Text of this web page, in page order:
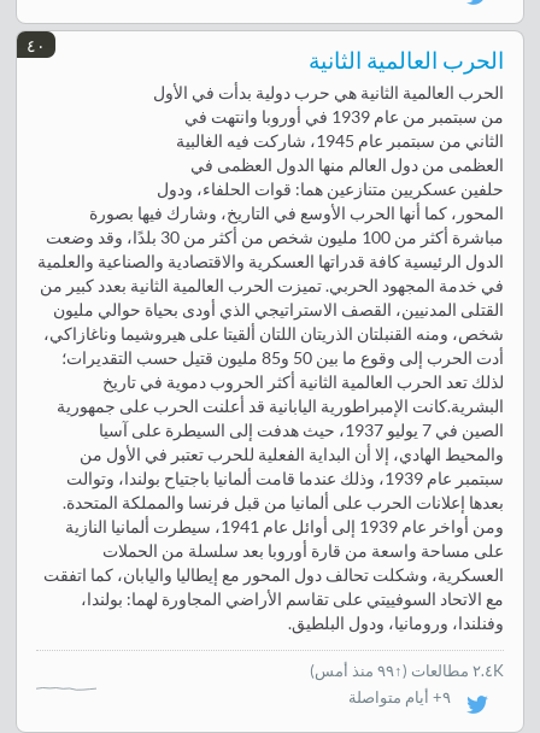
٤٠
الحرب العالمية الثانية
الحرب العالمية الثانية هي حرب دولية بدأت في الأول
من سبتمبر من عام 1939 في أوروبا وانتهت في
الثاني من سبتمبر عام 1945، شاركت فيه الغالبية
العظمى من دول العالم منها الدول العظمى في
حلفين عسكريين متنازعين هما: قوات الحلفاء، ودول
المحور، كما أنها الحرب الأوسع في التاريخ، وشارك فيها بصورة
مباشرة أكثر من 100 مليون شخص من أكثر من 30 بلدًا، وقد وضعت
الدول الرئيسية كافة قدراتها العسكرية والاقتصادية والصناعية والعلمية
في خدمة المجهود الحربي. تميزت الحرب العالمية الثانية بعدد كبير من
القتلى المدنيين، القصف الاستراتيجي الذي أودى بحياة حوالي مليون
شخص، ومنه القنبلتان الذريتان اللتان ألقيتا على هيروشيما وناغازاكي،
أدت الحرب إلى وقوع ما بين 50 و85 مليون قتيل حسب التقديرات؛
لذلك تعد الحرب العالمية الثانية أكثر الحروب دموية في تاريخ
البشرية.كانت الإمبراطورية اليابانية قد أعلنت الحرب على جمهورية
الصين في 7 يوليو 1937، حيث هدفت إلى السيطرة على آسيا
والمحيط الهادي، إلا أن البداية الفعلية للحرب تعتبر في الأول من
سبتمبر عام 1939، وذلك عندما قامت ألمانيا باجتياح بولندا، وتوالت
بعدها إعلانات الحرب على ألمانيا من قبل فرنسا والمملكة المتحدة.
ومن أواخر عام 1939 إلى أوائل عام 1941، سيطرت ألمانيا النازية
على مساحة واسعة من قارة أوروبا بعد سلسلة من الحملات
العسكرية، وشكلت تحالف دول المحور مع إيطاليا واليابان، كما اتفقت
مع الاتحاد السوفييتي على تقاسم الأراضي المجاورة لهما: بولندا،
وفنلندا، ورومانيا، ودول البلطيق.
٢.٤K مطالعات (↑٩٩ منذ أمس
)
٩+ أيام متواصلة